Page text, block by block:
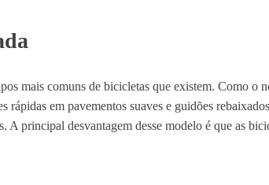
mais comuns de bicicletas que existem. Como o
rápidas em pavementos suaves e guidões
A principal desvantagem desse modelo é que as